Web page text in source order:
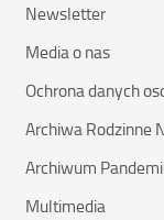
Newsletter
Media o nas
Ochrona danych
Archiwa Rodzinne
Archiwum
Multimedia